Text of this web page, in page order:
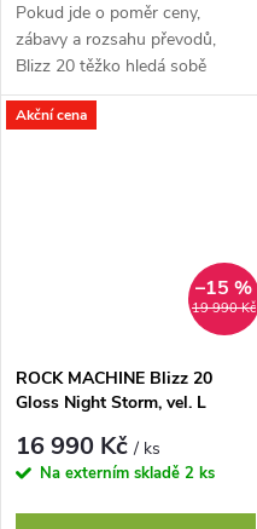
Pokud jde o poměr ceny,
zábavy a rozsahu převodů,
Blizz 20 těžko hledá sobě
rovného soupeře. Shimano
CUES se dvěma převodníky,
Akční cena
19 990 Kč
–15 %
ROCK MACHINE Blizz 20
Gloss Night Storm, vel. L
16 990 Kč/ ks
Na externím skladě 2 ks